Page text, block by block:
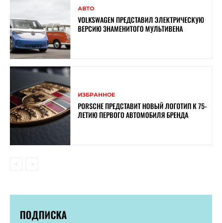
АВТО
VOLKSWAGEN ПРЕДСТАВИЛ ЭЛЕКТРИЧЕСКУЮ
ВЕРСИЮ ЗНАМЕНИТОГО МУЛЬТИВЕНА
ИЗБРАННОЕ
PORSCHE ПРЕДСТАВИТ НОВЫЙ ЛОГОТИП К 75-
ЛЕТИЮ ПЕРВОГО АВТОМОБИЛЯ БРЕНДА
ПОДПИСКА